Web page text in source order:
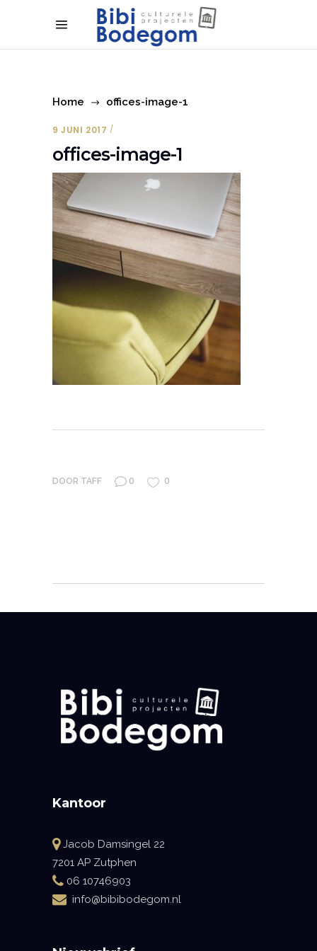
Home offices-image-1
9 JUNI 2017
offices-image-1
DOOR TAFF 0 0
Kantoor
Jacob Damsingel 22
7201 AP Zutphen
06 10746903
info@bibibodegom.nl